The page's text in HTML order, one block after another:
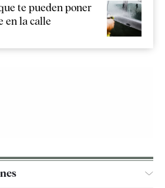
te pueden poner
en la calle